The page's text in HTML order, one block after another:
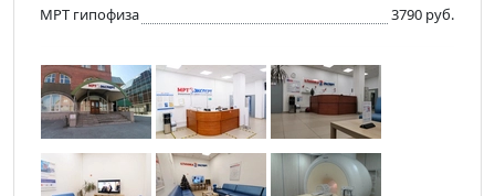
МРТ гипофиза 3790 руб.